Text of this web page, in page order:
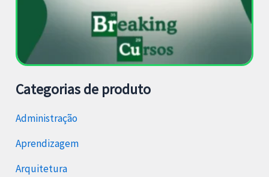
Categorias de produto
Administração
Aprendizagem
Arquitetura